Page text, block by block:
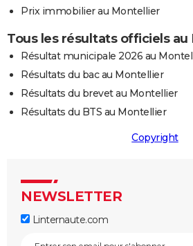
Prix immobilier au Montellier
Tous les résultats officiels
Résultat municipale 2026 au
Résultats du bac au Montellier
Résultats du brevet au Montellier
Résultats du BTS au Montellier
Copyright
NEWSLETTER
Linternaute.com